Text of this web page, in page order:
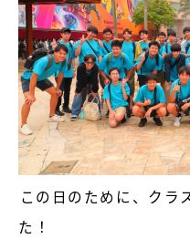
この日のために、クラ
た！